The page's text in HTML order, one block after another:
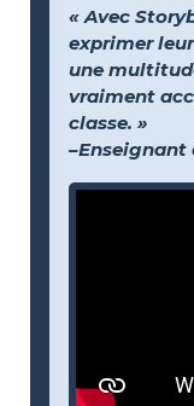
« Avec
exprimer
une
vraiment
classe. »
–Enseignant